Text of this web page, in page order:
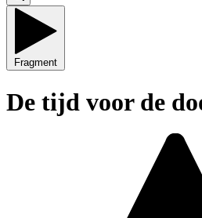
Fragment
De tijd voor de